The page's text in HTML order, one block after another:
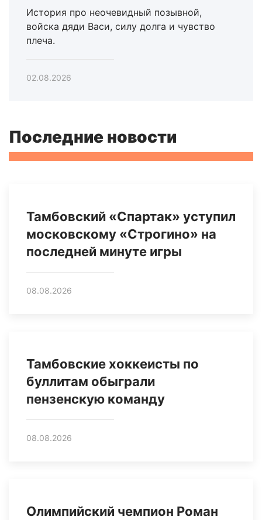
История про неочевидный позывной,
войска дяди Васи, силу долга и чувство
плеча.
02.08.2026
Последние новости
Тамбовский «Спартак» уступил
московскому «Строгино» на
последней минуте игры
08.08.2026
Тамбовские хоккеисты по
буллитам обыграли
пензенскую команду
08.08.2026
Олимпийский чемпион Роман